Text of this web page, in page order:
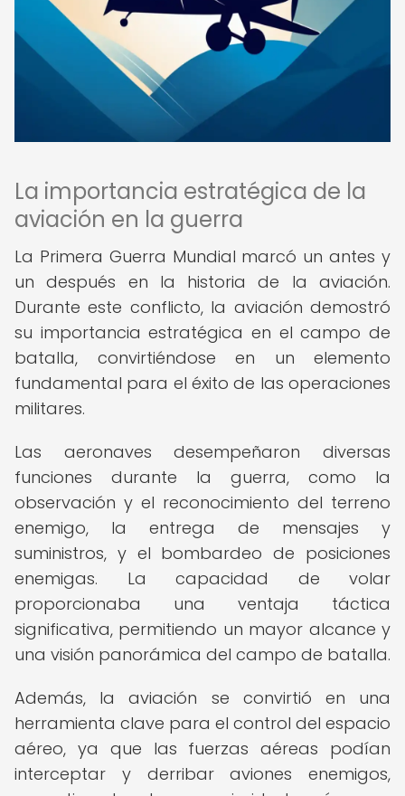
La importancia estratégica de la
aviación en la guerra
La Primera Guerra Mundial marcó un antes y
un después en la historia de la aviación.
Durante este conflicto, la aviación demostró
su importancia estratégica en el campo de
batalla, convirtiéndose en un elemento
fundamental para el éxito de las operaciones
militares.
Las aeronaves desempeñaron diversas
funciones durante la guerra, como la
observación y el reconocimiento del terreno
enemigo, la entrega de mensajes y
suministros, y el bombardeo de posiciones
enemigas. La capacidad de volar
proporcionaba una ventaja táctica
significativa, permitiendo un mayor alcance y
una visión panorámica del campo de batalla.
Además, la aviación se convirtió en una
herramienta clave para el control del espacio
aéreo, ya que las fuerzas aéreas podían
interceptar y derribar aviones enemigos,